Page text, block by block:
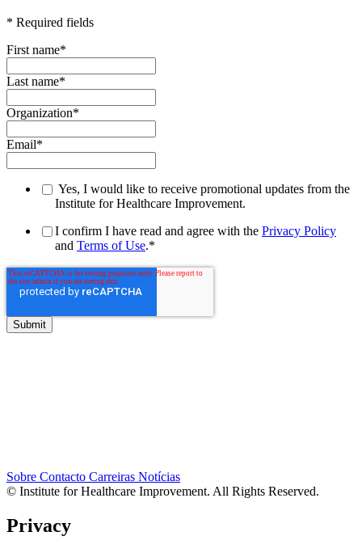
* Required fields
First name*
Last name*
Organization*
Email*
Yes, I would like to receive promotional updates from the
Institute for Healthcare Improvement.
I confirm I have read and agree with the Privacy Policy
and Terms of Use.*
Sobre Contacto Carreiras Notícias
© Institute for Healthcare Improvement. All Rights Reserved.
Privacy